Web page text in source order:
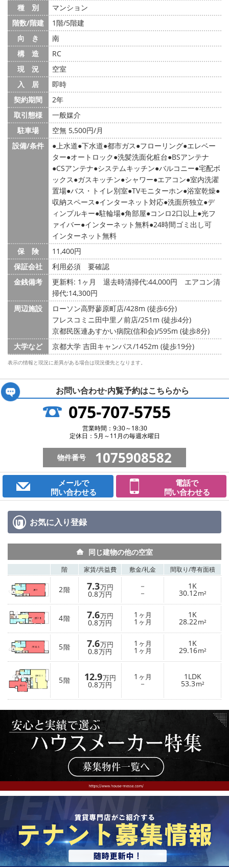
種 別
マンション
階数/階建
1階/5階建
向 き
南
構 造
RC
現 況
空室
入 居
即時
契約期間
2年
取引態様
一般媒介
駐車場
空無 5,500円/月
設備/条件
上水道 下水道 都市ガス フローリング エレベー
ター オートロック 洗髪洗面化粧台 BSアンテナ
CSアンテナ システムキッチン バルコニー 宅配ボ
ックス ガスキッチン シャワー エアコン 室内洗濯
置場 バス・トイレ別室 TVモニターホン 浴室乾燥
収納スペース インターネット対応 洗面所独立 デ
ィンプルキー 駐輪場 角部屋 コンロ2口以上 光フ
ァイバー インターネット無料 24時間ゴミ出し可
インターネット無料
保 険
11,400円
保証会社
利用必須 要確認
金銭備考
更新料: 1ヶ月
退去時清掃代:44,000円 エアコン清
掃代:14,300円
周辺施設
ローソン高野蓼原町店/428m (徒歩6分)
フレスコミニ田中里ノ前店/251m (徒歩4分)
京都民医連あすかい病院(信和会)/595m (徒歩8分)
大学など
京都大学 吉田キャンパス/1452m (徒歩19分)
表示の情報と現況に差異がある場合は現況優先となります。
お問い合わせ·内覧予約はこちらから
075-707-5755
営業時間：9:30～18:30
定休日：5月～11月の毎週水曜日
物件番号 1075908582
メールで
問い合わせる
電話で
問い合わせる
お気に入り登録
同じ建物の他の空室
階 家賃/共益費 敷金/礼金 間取り/専有面積
2階 7.3万円
0.8万円
－
－
1K
30.12m²
4階 7.6万円
0.8万円
1 ヶ月
1 ヶ月
1K
28.22m²
5階 7.6万円
0.8万円
1 ヶ月
1 ヶ月
1K
29.16m²
5階 12.9万円
0.8万円
1 ヶ月
－
1LDK
53.3m²